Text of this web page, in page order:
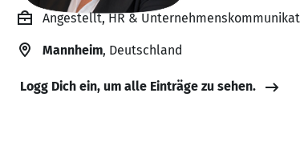
Angestellt, HR &
Mannheim, Deutschland
Logg Dich ein, um alle Einträge zu sehen.